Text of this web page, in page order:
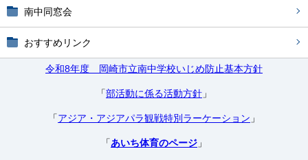
南中同窓会
おすすめリンク
令和8年度 岡崎市立南中学校いじめ防止基本方針
「部活動に係る活動方針 」
「アジア・アジアパラ観戦特別ラーケーション 」
「あいち体育のページ 」